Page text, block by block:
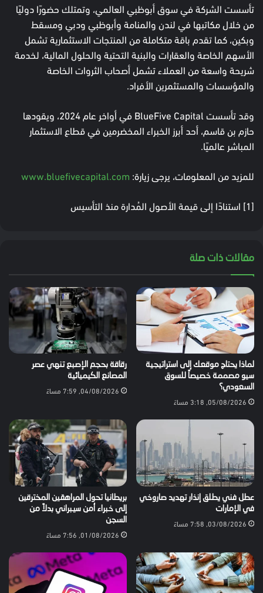
تأسست الشركة في سوق أبوظبي العالمي، وتمتلك حضورًا دوليًا
من خلال مكاتبها في لندن والمنامة وأبوظبي ودبي ومسقط
وبكين، كما تقدم باقة متكاملة من المنتجات الاستثمارية تشمل
الأسهم الخاصة والعقارات والبنية التحتية والحلول المالية، لخدمة
شريحة واسعة من العملاء تشمل أصحاب الثروات الخاصة
والمؤسسات والمستثمرين الأفراد.
وقد تأسست BlueFive Capital في أواخر عام 2024، ويقودها
حازم بن قاسم، أحد أبرز الخبراء المخضرمين في قطاع الاستثمار
المباشر عالميًا.
للمزيد من المعلومات، يرجى زيارة: www.bluefivecapital.com
[1] استنادًا إلى قيمة الأصول المُدارة منذ التأسيس
مقالات ذات صلة
لماذا يحتاج موقعك إلى استراتيجية
سيو مصممة خصيصاً للسوق
السعودي؟
05/08/2026, 3:18 مساءً
رقاقة بحجم الإصبع تنهي عصر
المصانع الكيميائية
04/08/2026, 7:59 مساءً
عطل فني يطلق إنذار تهديد صاروخي
في الإمارات
03/08/2026, 7:58 مساءً
بريطانيا تحول المراهقين المخترقين
إلى خبراء أمن سيبراني بدلاً من
السجن
01/08/2026, 7:56 مساءً